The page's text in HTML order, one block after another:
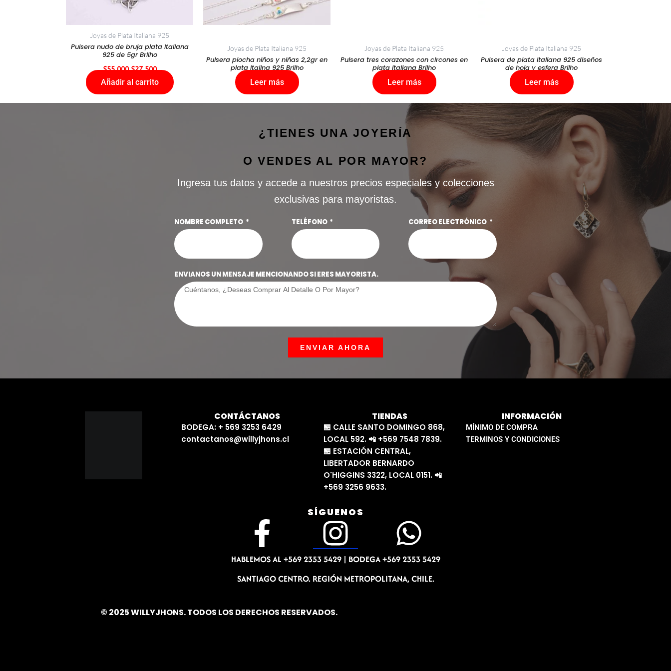
Joyas de Plata Italiana 925
Pulsera nudo de bruja plata italiana
925 de 5gr Brilho
$55.000 $27.500
Añadir al carrito
Joyas de Plata Italiana 925
Pulsera piocha niños y niñas 2,2gr en
plata italina 925 Brilho
Leer más
Joyas de Plata Italiana 925
Pulsera tres corazones con circones en
plata italiana Brilho
Leer más
Joyas de Plata Italiana 925
Pulsera de plata Italiana 925 diseños
de hoja y esfera Brilho
Leer más
¿TIENES UNA JOYERÍA
O VENDES AL POR MAYOR?
Ingresa tus datos y accede a nuestros precios especiales y colecciones
exclusivas para mayoristas.
NOMBRE COMPLETO TELÉFONO CORREO ELECTRÓNICO
ENVIANOS UN MENSAJE MENCIONANDO SI ERES MAYORISTA.
ENVIAR AHORA
CONTÁCTANOS
BODEGA: + 569 3253 6429
contactanos@willyjhons.cl
TIENDAS
🏪 CALLE SANTO DOMINGO 868,
LOCAL 592. 📲 +569 7548 7839.
🏪 ESTACIÓN CENTRAL,
LIBERTADOR BERNARDO
O'HIGGINS 3322, LOCAL 0151. 📲
+569 3256 9633.
INFORMACIÓN
MÍNIMO DE COMPRA
TERMINOS Y CONDICIONES
SÍGUENOS
F
a
c
e
I
n
s
t
W
h
a
HABLEMOS AL +569 2353 5429 | BODEGA +569 2353 5429
SANTIAGO CENTRO. REGIÓN METROPOLITANA, CHILE.
© 2025 WILLYJHONS. TODOS LOS DERECHOS RESERVADOS.